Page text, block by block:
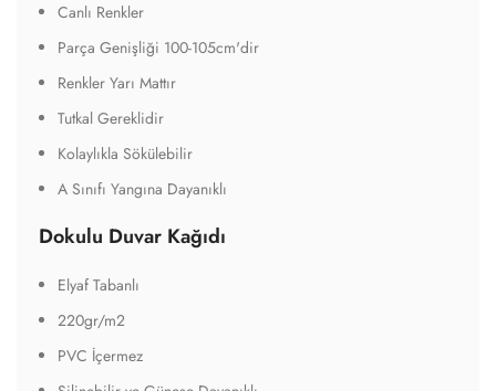
Canlı Renkler
Parça Genişliği 100-105cm'dir
Renkler Yarı Mattır
Tutkal Gereklidir
Kolaylıkla Sökülebilir
A Sınıfı Yangına Dayanıklı
Dokulu Duvar Kağıdı
Elyaf Tabanlı
220gr/m2
PVC İçermez